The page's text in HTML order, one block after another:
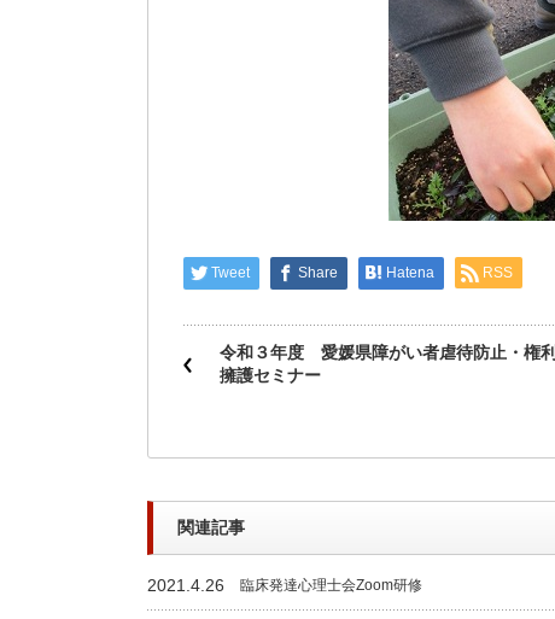
Tweet Share Hatena RSS
令和３年度 愛媛県障がい者虐待防止・権利
擁護セミナー
関連記事
2021.4.26 臨床発達心理士会Zoom研修